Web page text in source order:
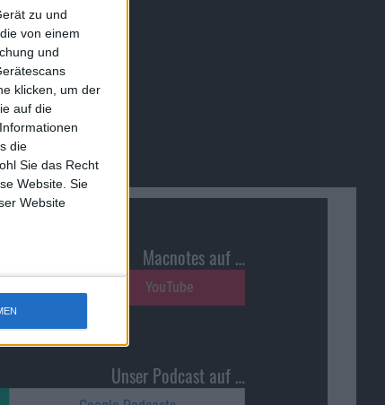
zu und
von einem
und
klicken, um der
auf die
die
Sie das Recht
Website. Sie
Website
Macnotes auf …
YouTube
Unser Podcast auf …